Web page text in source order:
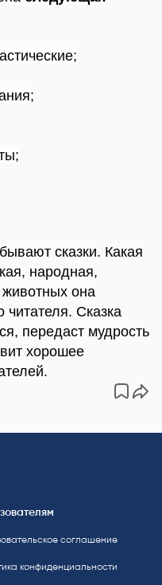
сказки. Какая
народная,
она
читателя. Сказка
передаст мудрость
хорошее
соглашение
конфиденциальности